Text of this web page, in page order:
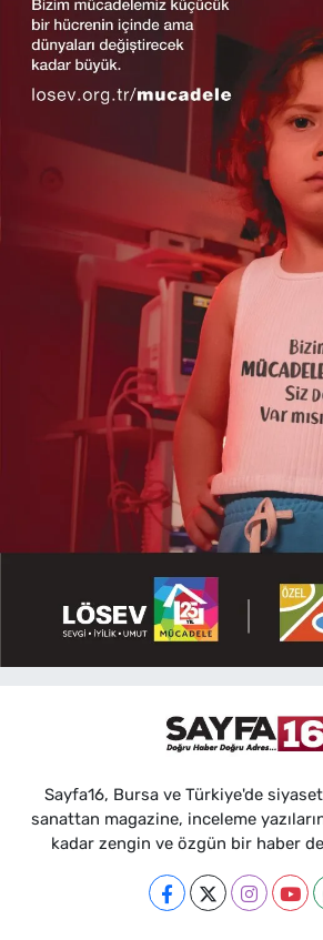
Sayfa16, Bursa ve Türkiye'de
sanattan magazine, inceleme
kadar zengin ve özgün bir haber